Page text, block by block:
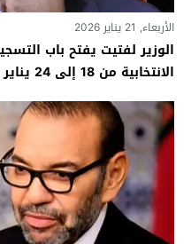
الأربعاء, 21 يناير 2026
الوزير لفتيت يفتح باب
الانتخابية من 18 إلى 24 يناير